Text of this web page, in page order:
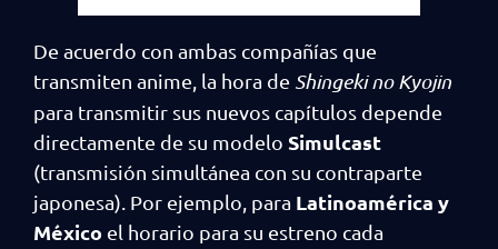
De acuerdo con ambas compañías que
transmiten anime, la hora de Shingeki no Kyojin
para transmitir sus nuevos capítulos depende
directamente de su modelo Simulcast
(transmisión simultánea con su contraparte
japonesa). Por ejemplo, para Latinoamérica y
México el horario para su estreno cada